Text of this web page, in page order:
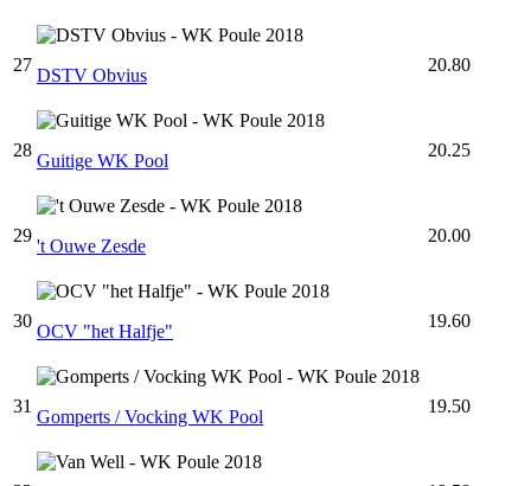
27
DSTV Obvius
20.80
28
Guitige WK Pool
20.25
29
't Ouwe Zesde
20.00
30
OCV "het Halfje"
19.60
31
Gomperts / Vocking WK Pool
19.50